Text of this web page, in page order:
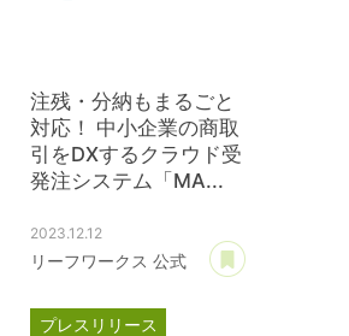
注残・分納もまるごと
対応！ 中小企業の商取
引をDXするクラウド受
発注システム「MA...
2023.12.12
リーフワークス 公式
プレスリリース